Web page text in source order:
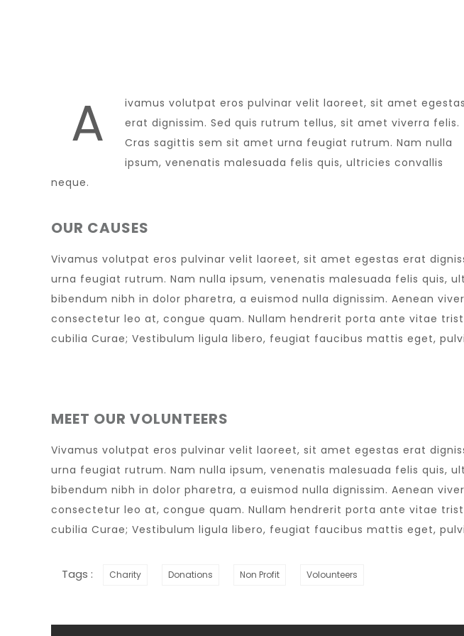
A
ivamus volutpat eros pulvinar velit laoreet, sit amet egestas
erat dignissim. Sed quis rutrum tellus, sit amet viverra felis.
Cras sagittis sem sit amet urna feugiat rutrum. Nam nulla
ipsum, venenatis malesuada felis quis, ultricies convallis
neque.
OUR CAUSES
Vivamus volutpat eros pulvinar velit laoreet, sit amet egestas erat
urna feugiat rutrum. Nam nulla ipsum, venenatis malesuada felis quis,
bibendum nibh in dolor pharetra, a euismod nulla dignissim. Aenean
consectetur leo at, congue quam. Nullam hendrerit porta ante vitae
cubilia Curae; Vestibulum ligula libero, feugiat faucibus mattis eget,
MEET OUR VOLUNTEERS
Vivamus volutpat eros pulvinar velit laoreet, sit amet egestas erat
urna feugiat rutrum. Nam nulla ipsum, venenatis malesuada felis quis,
bibendum nibh in dolor pharetra, a euismod nulla dignissim. Aenean
consectetur leo at, congue quam. Nullam hendrerit porta ante vitae
cubilia Curae; Vestibulum ligula libero, feugiat faucibus mattis eget,
Tags : Charity Donations Non Profit Volounteers